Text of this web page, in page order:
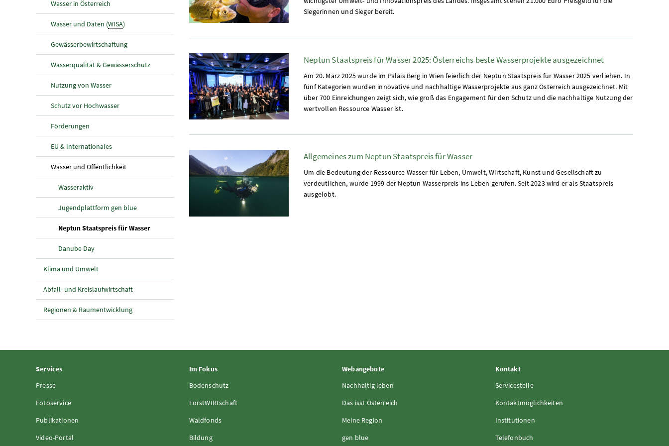
Wasser in Österreich
Wasser und Daten (WISA)
Gewässerbewirtschaftung
Wasserqualität & Gewässerschutz
Nutzung von Wasser
Schutz vor Hochwasser
Förderungen
EU & Internationales
Wasser und Öffentlichkeit(aktuelle Seite)
Wasseraktiv
Jugendplattform gen blue
Neptun Staatspreis für Wasser(aktuelle Seite)
Danube Day
Klima und Umwelt
Abfall- und Kreislaufwirtschaft
Regionen & Raumentwicklung
Siegerinnen und Sieger bereit.
Neptun Staatspreis für Wasser 2025: Österreichs beste Wasserprojekte ausgezeichnet
Am 20. März 2025 wurde im Palais Berg in Wien feierlich der Neptun Staatspreis für Wasser 2025 verliehen. In
fünf Kategorien wurden innovative und nachhaltige Wasserprojekte aus ganz Österreich ausgezeichnet. Mit
über 700 Einreichungen zeigt sich, wie groß das Engagement für den Schutz und die nachhaltige Nutzung der
wertvollen Ressource Wasser ist.
Allgemeines zum Neptun Staatspreis für Wasser
Um die Bedeutung der Ressource Wasser für Leben, Umwelt, Wirtschaft, Kunst und Gesellschaft zu
verdeutlichen, wurde 1999 der Neptun Wasserpreis ins Leben gerufen. Seit 2023 wird er als Staatspreis
ausgelobt.
Services
Presse
Fotoservice
Publikationen
Video-Portal
Im Fokus
Bodenschutz
ForstWIRtschaft
Waldfonds
Bildung
Webangebote
Nachhaltig leben
Das isst Österreich
Meine Region
gen blue
Kontakt
Servicestelle
Kontaktmöglichkeiten
Institutionen
Telefonbuch